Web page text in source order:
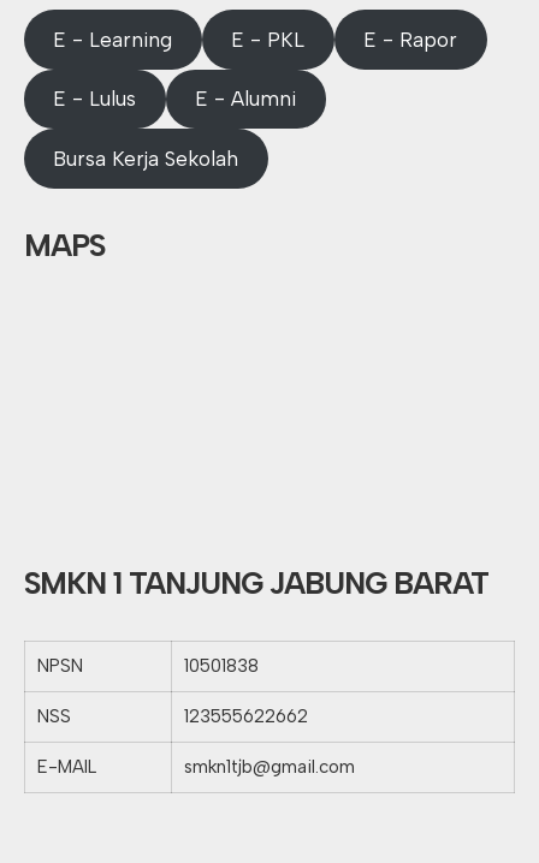
E - Learning E - PKL E - Rapor
E - Lulus E - Alumni
Bursa Kerja Sekolah
MAPS
SMKN 1 TANJUNG JABUNG BARAT
NPSN 10501838
NSS 123555622662
E-MAIL smkn1tjb@gmail.com